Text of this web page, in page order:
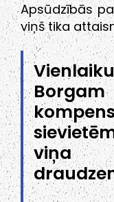
Apsūdzībās
viņš tika
Borgam
viņa